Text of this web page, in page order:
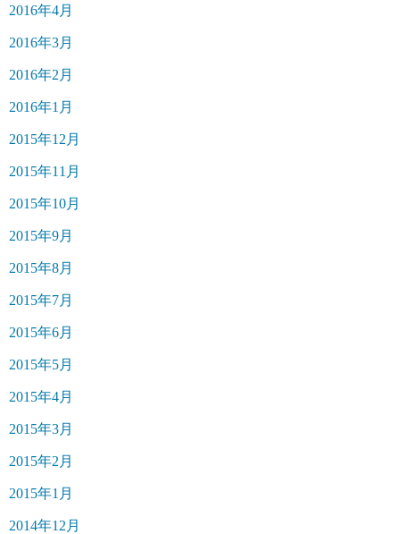
2016年4月
2016年3月
2016年2月
2016年1月
2015年12月
2015年11月
2015年10月
2015年9月
2015年8月
2015年7月
2015年6月
2015年5月
2015年4月
2015年3月
2015年2月
2015年1月
2014年12月